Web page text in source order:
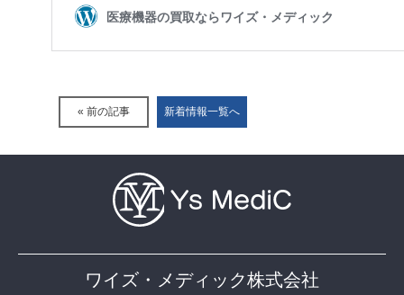
« 前の記事 新着情報一覧へ
ワイズ・メディック株式会社